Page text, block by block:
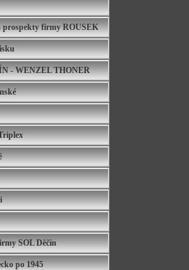
prospekty firmy ROUSEK
- WENZEL THONER
SOL Děčín
po 1945